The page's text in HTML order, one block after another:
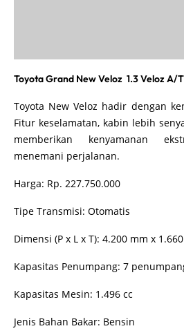
Toyota Grand New Veloz 1.3 Veloz A/
Toyota New Veloz hadir dengan
Fitur keselamatan, kabin lebih
memberikan kenyamanan
menemani perjalanan.
Harga: Rp. 227.750.000
Tipe Transmisi: Otomatis
Dimensi (P x L x T): 4.200 mm x
Kapasitas Penumpang: 7
Kapasitas Mesin: 1.496 cc
Jenis Bahan Bakar: Bensin